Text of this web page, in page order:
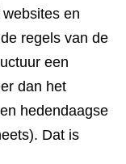
en
regels van de
een
dan het
hedendaagse
Dat is